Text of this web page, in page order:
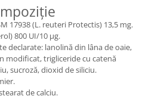
17938 (L. reuteri Protectis) 13,5 mg.
800 UI/10 μg.
declarate: lanolină din lâna de oaie,
modificat, trigliceride cu catenă
sucroză, dioxid de siliciu.
de calciu.